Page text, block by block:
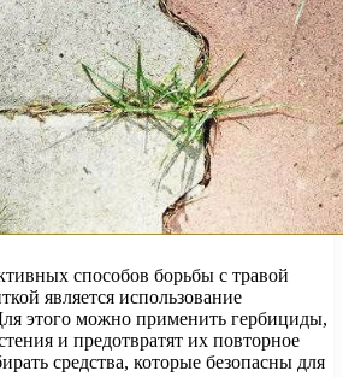
способов борьбы с травой
является использование
этого можно применить гербициды,
и предотвратят их повторное
средства, которые безопасны для